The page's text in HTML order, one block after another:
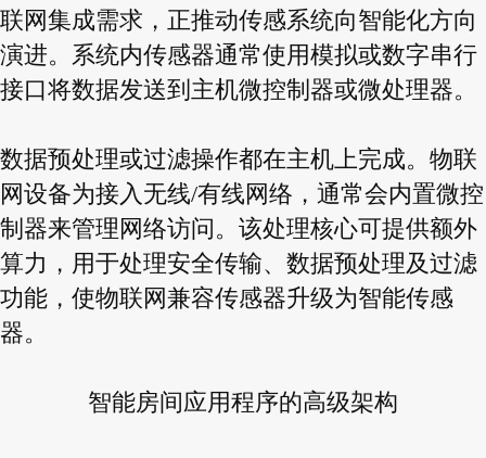
联网集成需求，正推动传感系统向智能化方向
演进。系统内传感器通常使用模拟或数字串行
接口将数据发送到主机微控制器或微处理器。
数据预处理或过滤操作都在主机上完成。物联
网设备为接入无线/有线网络，通常会内置微控
制器来管理网络访问。该处理核心可提供额外
算力，用于处理安全传输、数据预处理及过滤
功能，使物联网兼容传感器升级为智能传感
器。
智能房间应用程序的高级架构